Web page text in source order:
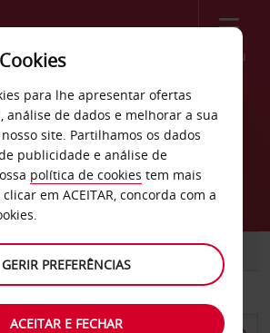
Menu
carros Hotel
Rodes
COMERCIAIS
para lhe apresentar ofertas
análise de dados e melhorar a sua
site. Partilhamos os dados
publicidade e análise de
política de cookies tem mais
em ACEITAR, concorda com a
GERIR PREFERÊNCIAS
ACEITAR E FECHAR